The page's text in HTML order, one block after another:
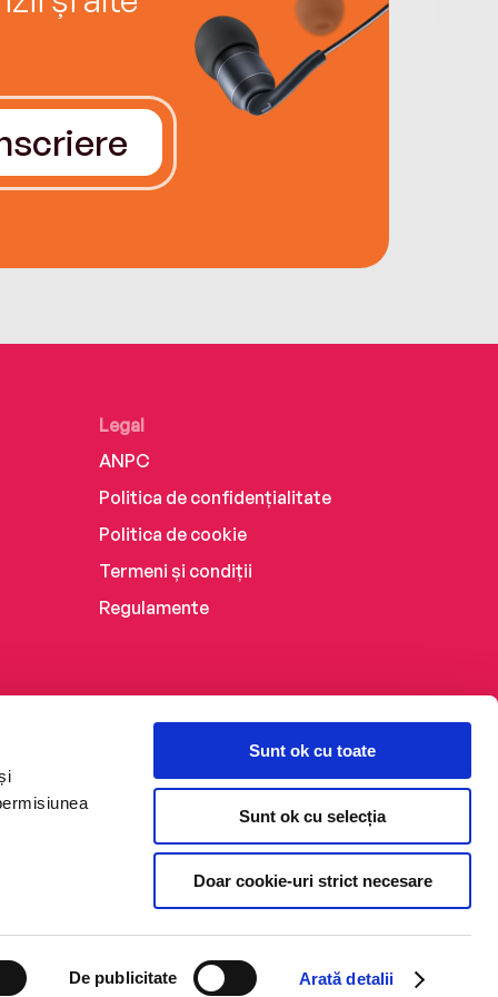
De publicitate Arată detalii
Sunt ok cu toate
Sunt ok cu selecția
Doar cookie-uri strict necesare
Legal
ANPC
Politica de confidențialitate
Politica de cookie
Termeni și condiții
Regulamente